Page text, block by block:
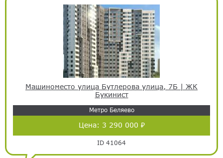
Машиноместо улица Бутлерова улица, 7Б | ЖК
Букинист
Метро Беляево
Цена: 3 290 000 ₽
ID 41064